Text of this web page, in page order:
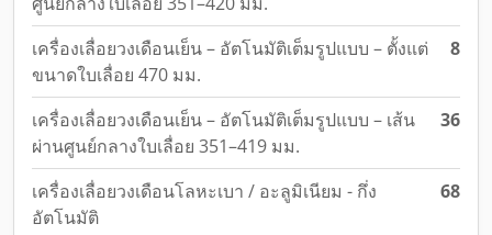
เครื่องเลื่อยวงเดือนเย็น – อัตโนมัติเต็มรูปแบบ – ตั้งแต่
ขนาดใบเลื่อย 470 มม.
8
เครื่องเลื่อยวงเดือนเย็น – อัตโนมัติเต็มรูปแบบ – เส้น
ผ่านศูนย์กลางใบเลื่อย 351–419 มม.
36
เครื่องเลื่อยวงเดือนโลหะเบา / อะลูมิเนียม - กึ่ง
อัตโนมัติ
68